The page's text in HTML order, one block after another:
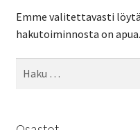
Emme valitettavasti
hakutoiminnosta on apua.